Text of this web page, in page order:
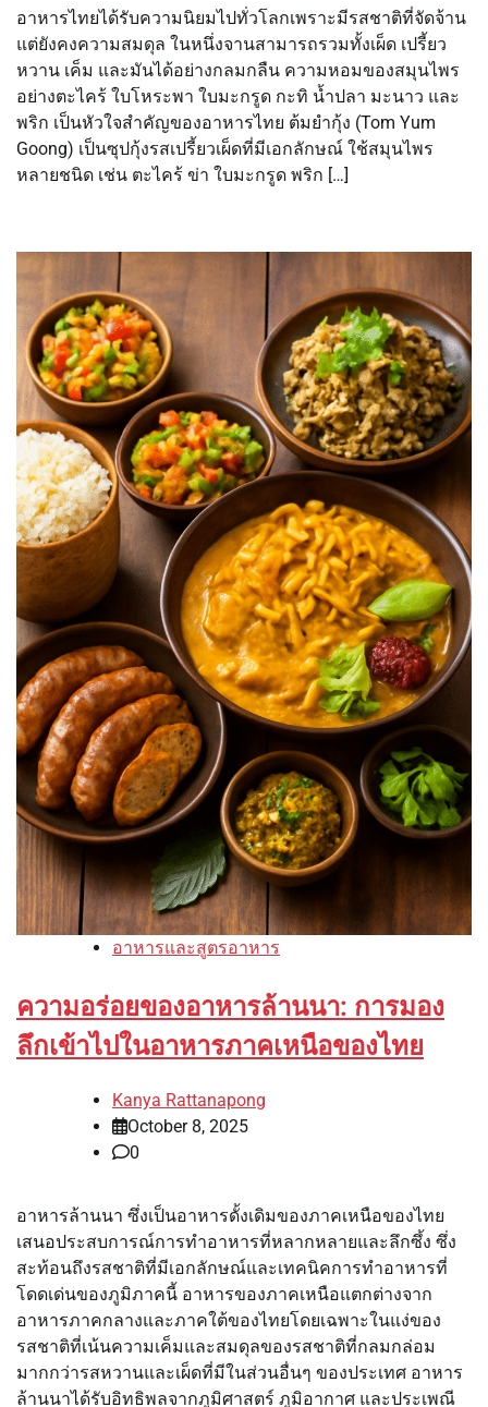
อาหารไทยได้รับความนิยมไปทั่วโลกเพราะมีรสชาติที่จัดจ้าน
แต่ยังคงความสมดุล ในหนึ่งจานสามารถรวมทั้งเผ็ด เปรี้ยว
หวาน เค็ม และมันได้อย่างกลมกลืน ความหอมของสมุนไพร
อย่างตะไคร้ ใบโหระพา ใบมะกรูด กะทิ น้ำปลา มะนาว และ
พริก เป็นหัวใจสำคัญของอาหารไทย ต้มยำกุ้ง (Tom Yum
Goong) เป็นซุปกุ้งรสเปรี้ยวเผ็ดที่มีเอกลักษณ์ ใช้สมุนไพร
หลายชนิด เช่น ตะไคร้ ข่า ใบมะกรูด พริก […]
อาหารและสูตรอาหาร
ความอร่อยของอาหารล้านนา: การมอง
ลึกเข้าไปในอาหารภาคเหนือของไทย
Kanya Rattanapong
October 8, 2025
0
อาหารล้านนา ซึ่งเป็นอาหารดั้งเดิมของภาคเหนือของไทย
เสนอประสบการณ์การทำอาหารที่หลากหลายและลึกซึ้ง ซึ่ง
สะท้อนถึงรสชาติที่มีเอกลักษณ์และเทคนิคการทำอาหารที่
โดดเด่นของภูมิภาคนี้ อาหารของภาคเหนือแตกต่างจาก
อาหารภาคกลางและภาคใต้ของไทยโดยเฉพาะในแง่ของ
รสชาติที่เน้นความเค็มและสมดุลของรสชาติที่กลมกล่อม
มากกว่ารสหวานและเผ็ดที่มีในส่วนอื่นๆ ของประเทศ อาหาร
ล้านนาได้รับอิทธิพลจากภูมิศาสตร์ ภูมิอากาศ และประเพณี